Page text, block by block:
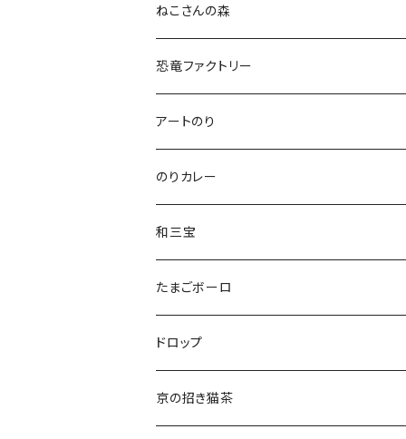
ねこさんの森
ねこさんクッキー
いぬさんクッキー
ねこさんティー＆いぬさんティー
ねこさんわさんぼん
ねこさんギフト
恐竜ファクトリー
アートのり
のりカレー
和三宝
猫
それ以外
たまごボーロ
ドロップ
京の招き猫茶